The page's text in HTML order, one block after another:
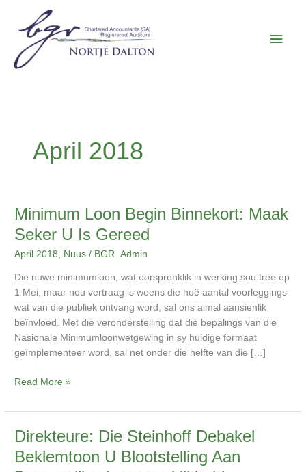
content
April 2018
Minimum Loon Begin Binnekort: Maak
Seker U Is Gereed
April 2018, Nuus / BGR_Admin
Die nuwe minimumloon, wat oorspronklik in werking sou tree op
1 Mei, maar nou vertraag is weens die hoë aantal voorleggings
wat van die publiek ontvang word, sal ons almal aansienlik
beïnvloed. Met die veronderstelling dat die bepalings van die
Nasionale Minimumloonwetgewing in sy huidige formaat
geïmplementeer word, sal net onder die helfte van die […]
Minimum
Begin
Binnekort:
Read More »
Direkteure: Die Steinhoff Debakel
Beklemtoon U Blootstelling Aan
Direkteure:
Steinhoff